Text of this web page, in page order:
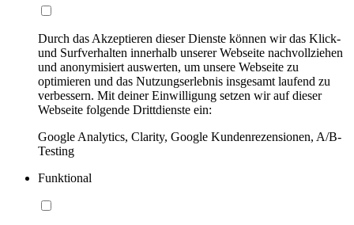
Durch das Akzeptieren dieser Dienste können wir das Klick-
und Surfverhalten innerhalb unserer Webseite nachvollziehen
und anonymisiert auswerten, um unsere Webseite zu
optimieren und das Nutzungserlebnis insgesamt laufend zu
verbessern. Mit deiner Einwilligung setzen wir auf dieser
Webseite folgende Drittdienste ein:
Google Analytics, Clarity, Google Kundenrezensionen, A/B-
Testing
Funktional